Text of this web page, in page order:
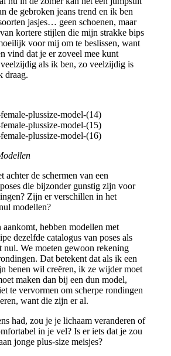
de gebroken jeans trend en ik ben
jasjes… geen schoenen, maar
kortere stijlen die mijn strakke bips
voor mij om te beslissen, want
vind dat je er zoveel mee kunt
als ik ben, zo veelzijdig is
draag.
de schermen van een
die bijzonder gunstig zijn voor
Zijn er verschillen in het
modellen?
aankomt, hebben modellen met
dezelfde catalogus van poses als
nul. We moeten gewoon rekening
Dat betekent dat als ik een
benen wil creëren, ik ze wijder moet
maken dan bij een dun model,
te vervormen om scherpe rondingen
want die zijn er al.
had, zou je je lichaam veranderen of
in je vel? Is er iets dat je zou
jonge plus-size meisjes?